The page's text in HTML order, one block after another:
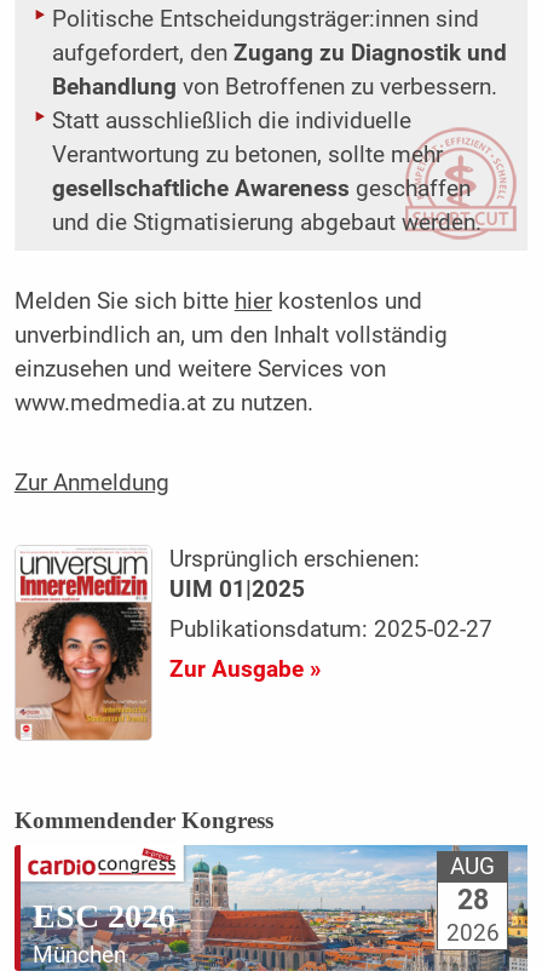
Politische Entscheidungsträger:innen sind
aufgefordert, den Zugang zu Diagnostik und
Behandlung von Betroffenen zu verbessern.
Statt ausschließlich die individuelle
Verantwortung zu betonen, sollte mehr
gesellschaftliche Awareness geschaffen
und die Stigmatisierung abgebaut werden.
Melden Sie sich bitte hierkostenlos und
unverbindlich an, um den Inhalt vollständig
einzusehen und weitere Services von
www.medmedia.at zu nutzen.
Zur Anmeldung
Ursprünglich erschienen:
UIM 01|2025
Publikationsdatum: 2025-02-27
Zur Ausgabe »
Kommendender Kongress
ESC 2026
München
AUG
28
2026